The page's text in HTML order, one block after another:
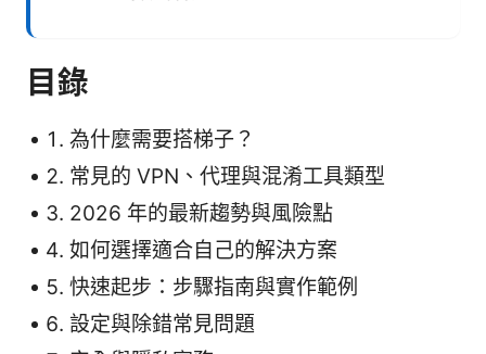
目錄
為什麼需要搭梯子？
常見的 VPN、代理與混淆工具類型
2026 年的最新趨勢與風險點
如何選擇適合自己的解決方案
快速起步：步驟指南與實作範例
設定與除錯常見問題